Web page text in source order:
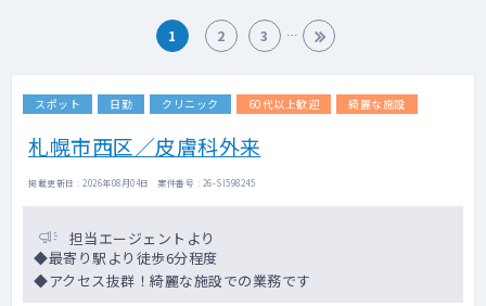
1 2 3
スポット 日勤 クリニック 60代以上歓迎 綺麗な施設
札幌市西区／皮膚科外来
掲載更新日 : 2026年08月04日 案件番号 : 26-SI598245
担当エージェントより
◆最寄り駅より徒歩6分程度
◆アクセス抜群！綺麗な施設での業務です